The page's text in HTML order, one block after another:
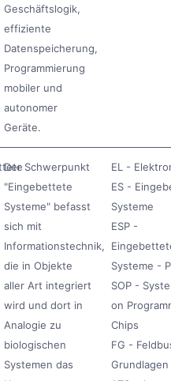
Geschäftslogik,
effiziente
Datenspeicherung,
Programmierung
mobiler und
autonomer
Geräte.
Der Schwerpunkt
"Eingebettete
Systeme" befasst
sich mit
Informationstechnik,
die in Objekte
aller Art integriert
wird und dort in
Analogie zu
biologischen
Systemen das
EL -
ES -
Systeme
ESP -
Systeme -
SOP -
on
Chips
FG -
Grundlagen